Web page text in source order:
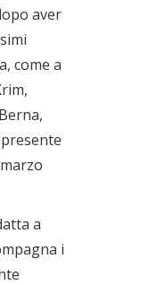
aver
come a
a
i